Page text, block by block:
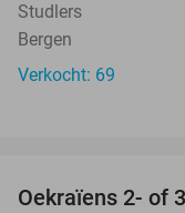
Studlers
Bergen
Verkocht: 69
Oekraïens 2- of